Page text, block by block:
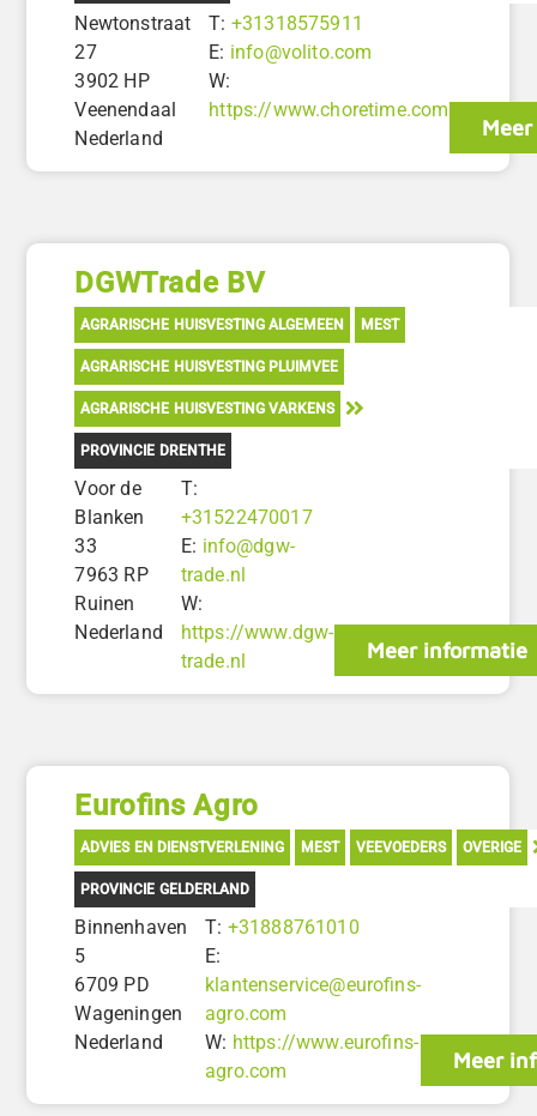
Newtonstraat
27
3902 HP
Veenendaal
Nederland
T: +31318575911
E: info@volito.com
W:
https://www.choretime.com
DGWTrade BV
AGRARISCHE HUISVESTING ALGEMEEN MEST
AGRARISCHE HUISVESTING PLUIMVEE
AGRARISCHE HUISVESTING VARKENS
PROVINCIE DRENTHE
Voor de
Blanken
33
7963 RP
Ruinen
Nederland
T:
+31522470017
E: info@dgw-
trade.nl
W:
https://www.dgw-
trade.nl
Meer informatie
Eurofins Agro
ADVIES EN DIENSTVERLENING MEST VEEVOEDERS OVERIGE
PROVINCIE GELDERLAND
Binnenhaven
5
6709 PD
Wageningen
Nederland
T: +31888761010
E:
klantenservice@eurofins-
agro.com
W: https://www.eurofins-
agro.com
Meer